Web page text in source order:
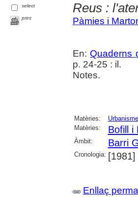
select
print
Reus :
Pàmies i
En: Quaderns
p. 24-25 : il.
Notes.
Matèries: Urbanisme
Matèries:
Bofill i
Àmbit: Barri
Cronologia: [1981]
Enllaç